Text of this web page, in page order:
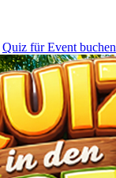
Quiz für Event buchen